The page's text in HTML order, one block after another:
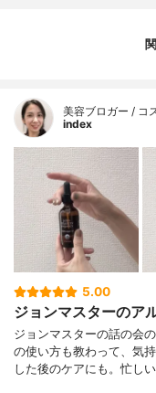
美容ブロガー / コ
index
5.00
ジョンマスターのア
ジョンマスターの話の会
の使い方も教わって、気
した後のケアにも。忙し